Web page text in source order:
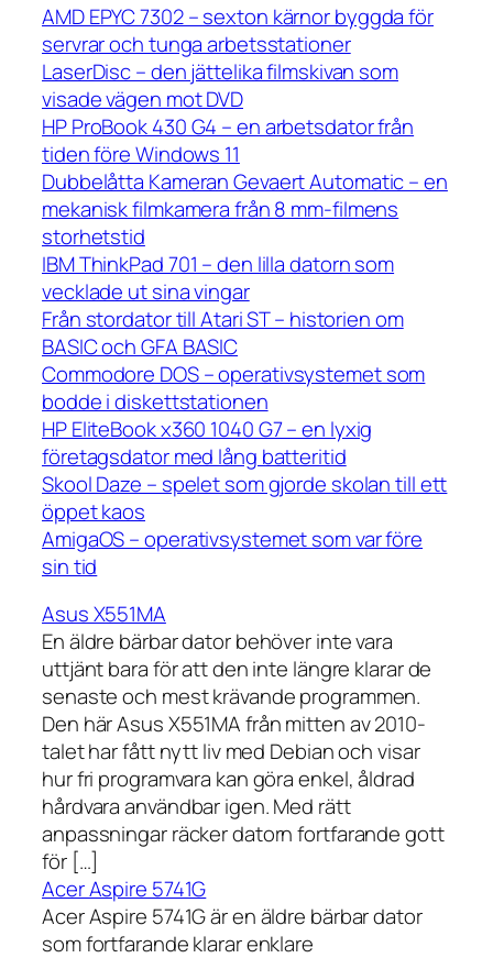
AMD EPYC 7302 – sexton kärnor byggda för
servrar och tunga arbetsstationer
LaserDisc – den jättelika filmskivan som
visade vägen mot DVD
HP ProBook 430 G4 – en arbetsdator från
tiden före Windows 11
Dubbelåtta Kameran Gevaert Automatic – en
mekanisk filmkamera från 8 mm-filmens
storhetstid
IBM ThinkPad 701 – den lilla datorn som
vecklade ut sina vingar
Från stordator till Atari ST – historien om
BASIC och GFA BASIC
Commodore DOS – operativsystemet som
bodde i diskettstationen
HP EliteBook x360 1040 G7 – en lyxig
företagsdator med lång batteritid
Skool Daze – spelet som gjorde skolan till ett
öppet kaos
AmigaOS – operativsystemet som var före
sin tid
Asus X551MA
En äldre bärbar dator behöver inte vara
uttjänt bara för att den inte längre klarar de
senaste och mest krävande programmen.
Den här Asus X551MA från mitten av 2010-
talet har fått nytt liv med Debian och visar
hur fri programvara kan göra enkel, åldrad
hårdvara användbar igen. Med rätt
anpassningar räcker datorn fortfarande gott
för […]
Acer Aspire 5741G
Acer Aspire 5741G är en äldre bärbar dator
som fortfarande klarar enklare